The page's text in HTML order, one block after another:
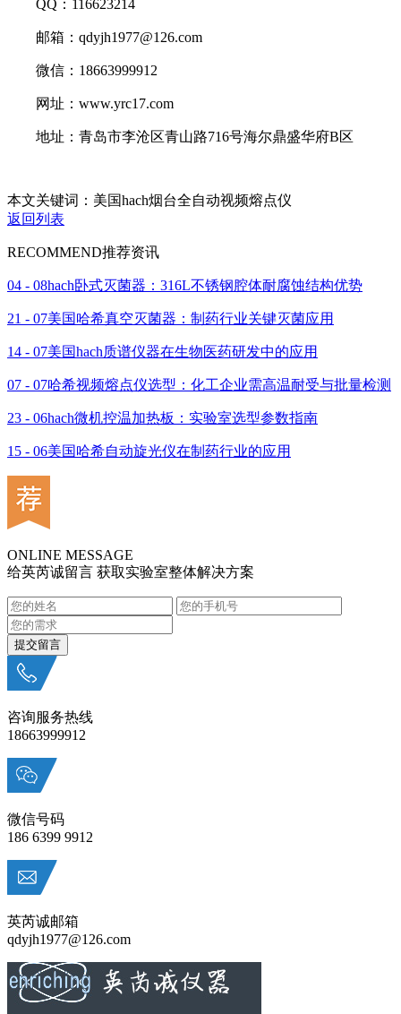
QQ：116623214
邮箱：qdyjh1977@126.com
微信：18663999912
网址：www.yrc17.com
地址：青岛市李沧区青山路716号海尔鼎盛华府B区
本文关键词：美国hach烟台全自动视频熔点仪
返回列表
RECOMMEND推荐资讯
04 - 08hach卧式灭菌器：316L不锈钢腔体耐腐蚀结构优势
21 - 07美国哈希真空灭菌器：制药行业关键灭菌应用
14 - 07美国hach质谱仪器在生物医药研发中的应用
07 - 07哈希视频熔点仪选型：化工企业需高温耐受与批量检测
23 - 06hach微机控温加热板：实验室选型参数指南
15 - 06美国哈希自动旋光仪在制药行业的应用
ONLINE MESSAGE
给英芮诚留言 获取实验室整体解决方案
咨询服务热线
18663999912
微信号码
186 6399 9912
英芮诚邮箱
qdyjh1977@126.com